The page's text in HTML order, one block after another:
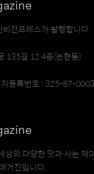
전프레스가 발행합니다.
135길 12 4층(논현동)
자등록번호 : 325-87-
상의 다양한 맛과 사는 재
거진입니다.